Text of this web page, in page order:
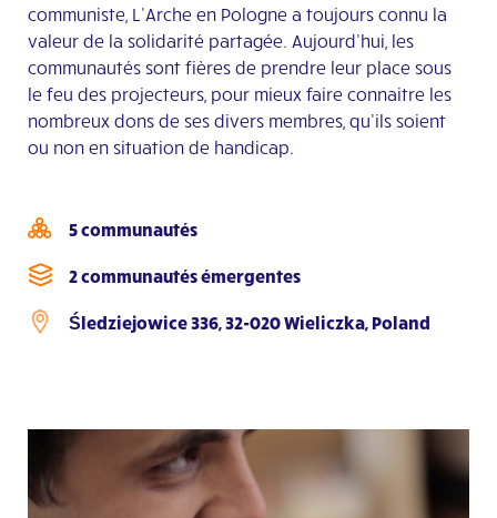
communiste, L’Arche en Pologne a toujours connu la
valeur de la solidarité partagée. Aujourd’hui, les
communautés sont fières de prendre leur place sous
le feu des projecteurs, pour mieux faire connaitre les
nombreux dons de ses divers membres, qu’ils soient
ou non en situation de handicap.
5 communautés
2 communautés émergentes
Śledziejowice 336, 32-020 Wieliczka, Poland